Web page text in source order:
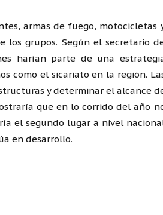
armas de fuego, motocicletas
los grupos. Según el secretario
harían parte de una
como el sicariato en la región.
y determinar el alcance
que en lo corrido del año
el segundo lugar a nivel
en desarrollo.